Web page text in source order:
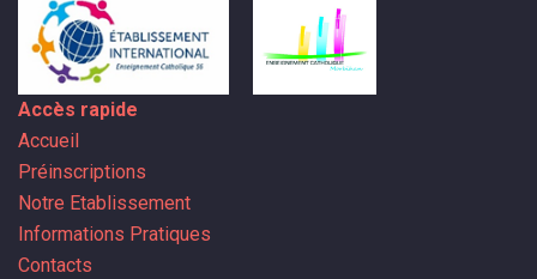
Accès rapide
Accueil
Préinscriptions
Notre Etablissement
Informations Pratiques
Contacts